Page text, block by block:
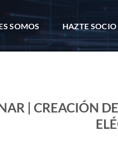
SOMOS HAZTE SOCIO
| CREACIÓN